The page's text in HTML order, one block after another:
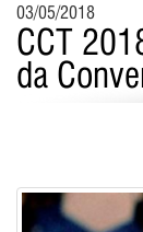
03/05/2018
CCT
da